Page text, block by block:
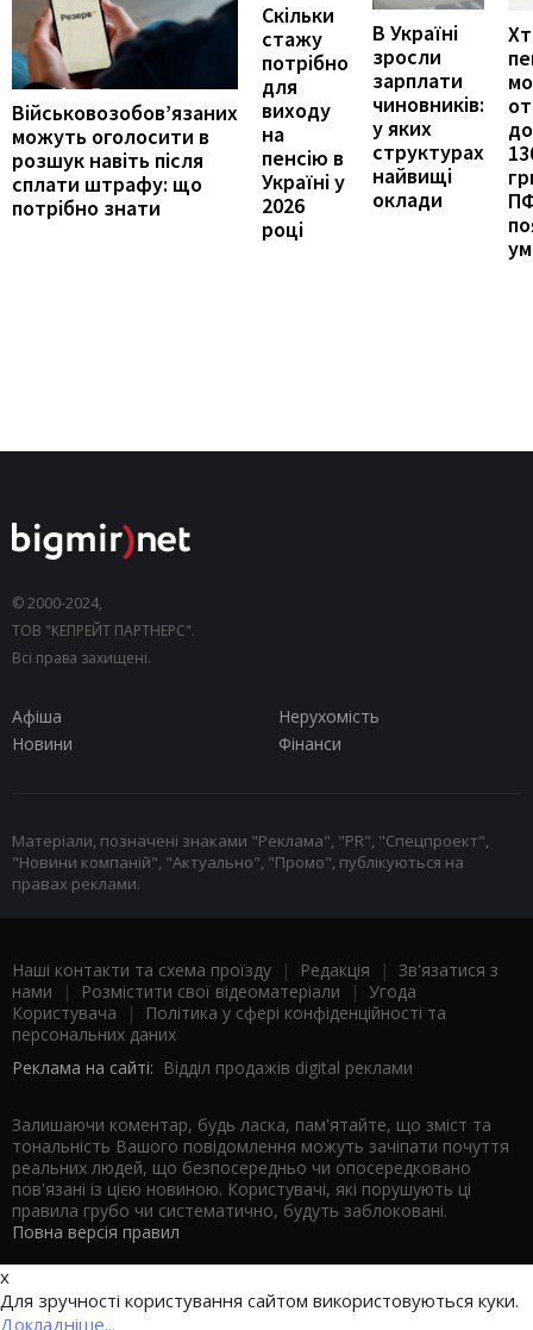
Військовозобов’язаних
можуть оголосити в
розшук навіть після
сплати штрафу: що
потрібно знати
Скільки
стажу
потрібно
для
виходу
на
пенсію в
Україні у
2026
році
В Україні
зросли
зарплати
чиновників:
у яких
структурах
найвищі
оклади
© 2000-2024,
ТОВ "КЕПРЕЙТ ПАРТНЕРС".
Всі права захищені.
Афіша
Нерухомість
Новини
Фінанси
Матеріали, позначені знаками "Реклама", "PR", "Спецпроект",
"Новини компаній", "Актуально", "Промо", публікуються на
правах реклами.
Наші контакти та схема проїзду | Редакція | Зв'язатися з
нами | Розмістити свої відеоматеріали | Угода
Користувача |
Політика у сфері конфіденційності та
персональних даних
Реклама на сайті: Відділ продажів digital реклами
Залишаючи коментар, будь ласка, пам'ятайте, що зміст та
тональність Вашого повідомлення можуть зачіпати почуття
реальних людей, що безпосередньо чи опосередковано
пов'язані із цією новиною. Користувачі, які порушують ці
правила грубо чи систематично, будуть заблоковані.
Повна версія правил
x
Для зручності користування сайтом використовуються куки.
Докладніше...